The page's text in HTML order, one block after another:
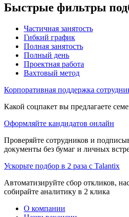
Быстрые фильтры
Частичная занятость
Гибкий график
Полная занятость
Полный день
Проектная работа
Вахтовый метод
Корпоративная поддержка
Какой соцпакет вы предлагаете
Оформляйте кандидатов онлайн
Проверяйте сотрудников и
документы без бумаг и личных
Ускорьте подбор в 2 раза с Talantix
Автоматизируйте сбор откликов,
собирайте аналитику в 2 клика
О компании